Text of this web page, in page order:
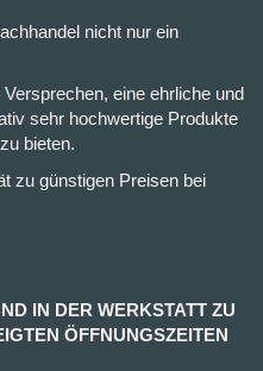
nicht nur ein
eine ehrliche und
sehr hochwertige Produkte
bieten.
zu günstigen Preisen bei
IN DER WERKSTATT ZU
ÖFFNUNGSZEITEN